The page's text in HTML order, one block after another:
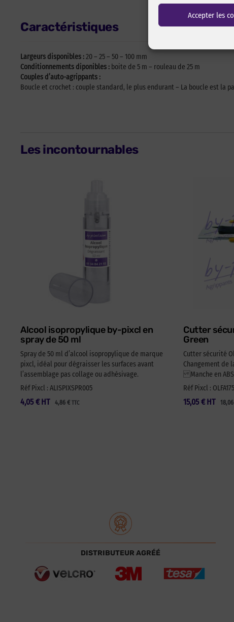
Accepter les
Caractéristiques
Largeurs disponibles :20 – 25 – 50 – 100 mm
Conditionnements diponibles : boite de 5 m – rouleau de 25 m
Couples d’auto-agrippants :
Boucle et crochet : couple standard, le plus endurant – La boucle est la
Les incontournables
Alcool isopropylique by-pixcl en
spray de 50 ml
Spray de 50 ml d’alcool isopropylique de marque
pixcl, idéal pour dégraisser les surfaces avant
l’assemblage pas collage ou adhésivage.
Réf Pixcl : ALISPIXSPR005
4,05 € 4,86 € TTC
HT
Cutter
Green
Cutter sécurité
Changement de
Manche en ABS
Réf Pixcl :
15,05 € 18,06
HT
DISTRIBUTEUR AGRÉÉ